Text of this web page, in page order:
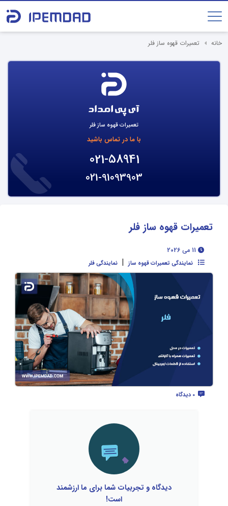
خانه تعمیرات قهوه ساز فلر
تعمیرات قهوه ساز فلر
با ما در تماس باشید
021-58941
021-91093903
تعمیرات قهوه ساز فلر
نمایندگی تعمیرات قهوه ساز | نمایندگی فلر
دیدگاه و تجربیات شما برای ما ارزشمند
است!